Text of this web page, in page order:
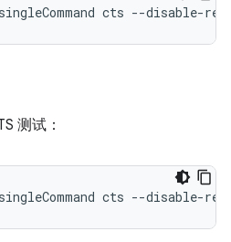
singleCommand cts --disable-
测试：
singleCommand cts --disable-